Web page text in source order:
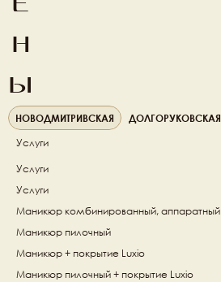
н
ы
НОВОДМИТРИВСКАЯ ДОЛГОРУКОВСКАЯ
Услуги
Услуги
Услуги
Маникюр комбинированный, аппаратный
Маникюр пилочный
Маникюр + покрытие Luxio
Маникюр пилочный + покрытие Luxio